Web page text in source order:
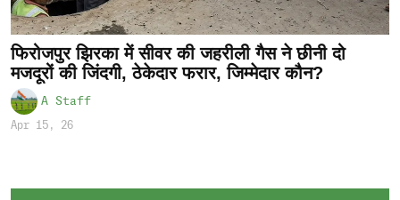
फिरोजपुर झिरका में सीवर की जहरीली गैस ने छीनी दो
मजदूरों की जिंदगी, ठेकेदार फरार, जिम्मेदार कौन?
A Staff
Apr 15, 26